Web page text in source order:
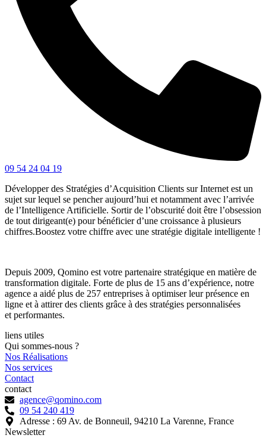
09 54 24 04 19
Développer des Stratégies d’Acquisition Clients sur Internet est un
sujet sur lequel se pencher aujourd’hui et notamment avec l’arrivée
de l’Intelligence Artificielle. Sortir de l’obscurité doit être l’obsession
de tout dirigeant(e) pour bénéficier d’une croissance à plusieurs
chiffres.Boostez votre chiffre avec une stratégie digitale intelligente !
Depuis 2009, Qomino est votre partenaire stratégique en matière de
transformation digitale. Forte de plus de 15 ans d’expérience, notre
agence a aidé plus de 257 entreprises à optimiser leur présence en
ligne et à attirer des clients grâce à des stratégies personnalisées
et performantes.
liens utiles
Qui sommes-nous ?
Nos Réalisations
Nos services
Contact
contact
agence@qomino.com
09 54 240 419
Adresse : 69 Av. de Bonneuil, 94210 La Varenne, France
Newsletter